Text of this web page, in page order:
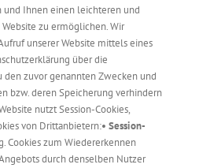
Ihnen einen leichteren und
zu ermöglichen. Wir
unserer Website mittels eines
über die
den zuvor genannten Zwecken und
bzw. deren Speicherung verhindern
nutzt Session-Cookies,
von Drittanbietern:• Session-
Cookies zum Wiedererkennen
durch denselben Nutzer